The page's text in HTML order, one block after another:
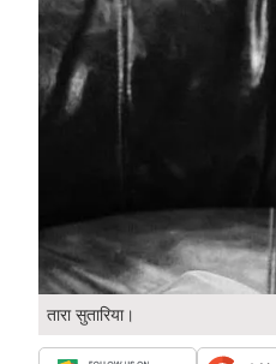
तारा सुतारिया।